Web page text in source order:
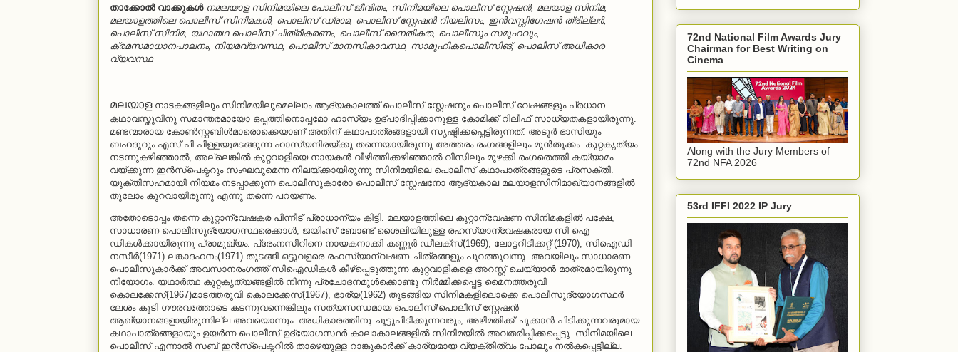
താക്കോല്‍ വാക്കുകള്‍ നമലയാള സിനിമയിലെ പോലീസ് ജീവിതം, സിനിമയിലെ പൊലീസ് സ്റ്റേഷന്‍, മലയാള സിനിമ,
മലയാളത്തിലെ പൊലീസ് സിനിമകള്‍, പൊലിസ് ഡ്രാമ, പൊലീസ് സ്റ്റേഷന്‍ റിയലിസം, ഇന്‍വസ്റ്റിഗേഷന്‍ ത്രില്ലര്‍,
പൊലീസ് സിനിമ, യഥാതഥ പൊലീസ് ചിത്രീകരണം, പൊലീസ് നൈതികത, പൊലീസും സമൂഹവും,
ക്രമസമാധാനപാലനം, നിയമവ്യവസ്ഥ, പൊലീസ് മാനസികാവസ്ഥ, സാമൂഹികപൊലീസിങ്, പൊലീസ് അധികാര
വ്യവസ്ഥ
മലയാളനാടകങ്ങളിലും സിനിമയിലുമെല്ലാം ആദ്യകാലത്ത് പൊലീസ് സ്റ്റേഷനും പൊലീസ് വേഷങ്ങളും പ്രധാന
കഥാവസ്തുവിനു സമാന്തരമായോ ഒപ്പത്തിനൊപ്പമോ ഹാസ്യം ഉദ്പാദിപ്പിക്കാനുള്ള കോമിക്ക് റിലീഫ് സാധ്യതകളായിരുന്നു.
മണ്ടന്മാരായ കോണ്‍സ്റ്റബിള്‍മാരൊക്കെയാണ് അതിന് കഥാപാത്രങ്ങളായി സൃഷ്ടിക്കപ്പെട്ടിരുന്നത്. അടൂര്‍ ഭാസിയും
ബഹദൂറും എസ് പി പിള്ളയുമടങ്ങുന്ന ഹാസ്യനിരയ്ക്കു തന്നെയായിരുന്നു അത്തരം രംഗങ്ങളിലും മുന്‍തൂക്കം. കുറ്റകൃത്യം
നടന്നുകഴിഞ്ഞാല്‍, അല്ലെങ്കില്‍ കുറ്റവാളിയെ നായകന്‍ വീഴിത്തിക്കഴിഞ്ഞാല്‍ വീസിലും മുഴക്കി രംഗതെത്തി കയ്യാമം
വയ്ക്കുന്ന ഇന്‍സ്‌പെക്ടറും സംഘവുമെന്ന നിലയ്ക്കായിരുന്നു സിനിമയിലെ പൊലീസ് കഥാപാത്രങ്ങളുടെ പ്രസക്തി.
യുക്തിസഹമായി നിയമം നടപ്പാക്കുന്ന പൊലീസുകാരോ പൊലീസ് സ്റ്റേഷനോ ആദ്യകാല മലയാളസിനിമാഖ്യാനങ്ങളില്‍
തുലോം കുറവായിരുന്നു എന്നു തന്നെ പറയണം.
അതോടൊപ്പം തന്നെ കുറ്റാന്വേഷകര പിന്നീട് പ്രാധാന്യം കിട്ടി. മലയാളത്തിലെ കുറ്റാന്വേഷണ സിനിമകളില്‍ പക്ഷേ,
സാധാരണ പൊലീസുദ്യോഗസ്ഥരെക്കാള്‍, ജയിംസ് ബോണ്ട് ശൈലിയിലുള്ള രഹസ്യാന്വേഷകരായ സി ഐ
ഡികള്‍ക്കായിരുന്നു പ്രാമുഖ്യം. പ്രേംനസീറിനെ നായകനാക്കി കണ്ണൂര്‍ ഡീലക്‌സ്(1969), ലോട്ടറിടിക്കറ്റ് (1970), സിഐഡി
നസീര്‍(1971) ലങ്കാദഹനം(1971) തുടങ്ങി ഒട്ടുവളരെ രഹസ്യാന്വഷണ ചിത്രങ്ങളും പുറത്തുവന്നു. അവയിലും സാധാരണ
പൊലീസുകാര്‍ക്ക് അവസാനരംഗത്ത് സിഐഡികള്‍ കീഴ്‌പ്പെടുത്തുന്ന കുറ്റവാളികളെ അറസ്റ്റ് ചെയ്യാന്‍ മാത്രമായിരുന്നു
നിയോഗം. യഥാര്‍ത്ഥ കുറ്റകൃത്യങ്ങളില്‍ നിന്നു പ്രചോദനമുള്‍ക്കൊണ്ടു നിര്‍മ്മിക്കപ്പെട്ട മൈനത്തരുവി
കൊലക്കേസ്(1967)മാടത്തരുവി കൊലക്കേസ്(1967), ഭാര്യ(1962) തുടങ്ങിയ സിനിമകളിലൊക്കെ പൊലീസുദ്യോഗസ്ഥര്‍
ലേശം കൂടി ഗൗരവത്തോടെ കടന്നുവന്നെങ്കിലും സത്യസന്ധമായ പൊലീസ്/പൊലീസ് സ്റ്റേഷന്‍
ആഖ്യാനങ്ങളായിരുന്നില്ല അവയൊന്നും. അധികാരത്തിനു ചൂട്ടുപിടിക്കുന്നവരും, അഴിമതിക്ക് ചുക്കാന്‍ പിടിക്കുന്നവരുമായ
കഥാപാത്രങ്ങളായും ഉയര്‍ന്ന പൊലീസ് ഉദ്യോഗസ്ഥര്‍ കാലാകാലങ്ങളില്‍ സിനിമയില്‍ അവതരിപ്പിക്കപ്പെട്ടു. സിനിമയിലെ
പൊലീസ് എന്നാല്‍ സബ് ഇന്‍സ്‌പെക്ടറില്‍ താഴെയുള്ള റാങ്കുകാര്‍ക്ക് കാര്യമായ വ്യക്തിത്വം പോലും നല്‍കപ്പെട്ടില്ല.
72nd National Film Awards Jury
Chairman for Best Writing on
Cinema
Along with the Jury Members of
72nd NFA 2026
53rd IFFI 2022 IP Jury